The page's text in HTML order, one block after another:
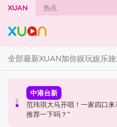
Skip to main content
XUAN 热点
全部最新XUAN加你娱玩娱乐
中港台新
63岁关之琳被曝新男友小她
中港台新
范玮琪大马开唱！一家四口来马 黑人公开寻美食介绍“
推荐一下吗？”
本地星闻
官宣！邱锋泽《Bend The Lines》马
唱